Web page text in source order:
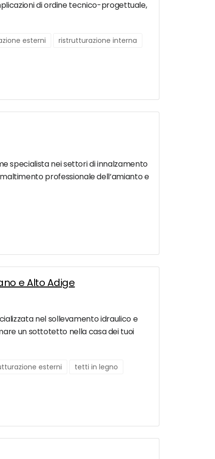
di ordine tecnico-progettuale,
esterni
ristrutturazione interna
specialista nei settori di innalzamento
professionale dell’amianto e
e Alto Adige
nel sollevamento idraulico e
un sottotetto nella casa dei tuoi
esterni
tetti in legno